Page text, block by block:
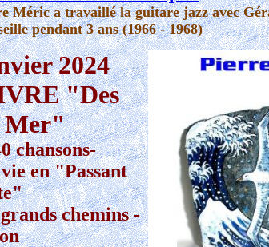
Méric a travaillé la guitare jazz avec
pendant 3 ans (1966 - 1968)
2024
"Des
Mer"
chansons-
en "Passant
chemins -